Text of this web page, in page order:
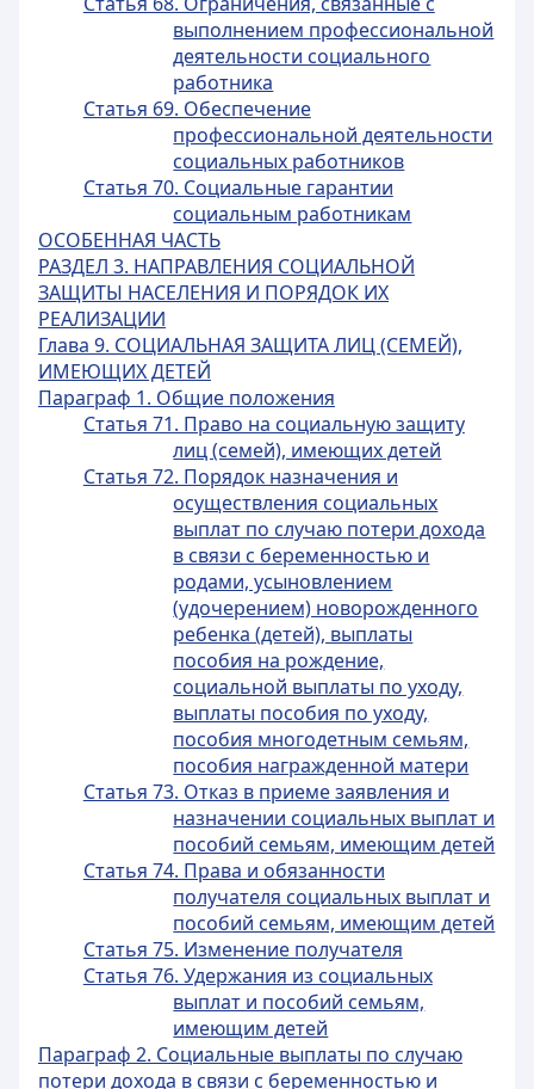
выполнением профессиональной
деятельности социального
работника
Статья 69. Обеспечение
профессиональной деятельности
социальных работников
Статья 70. Социальные гарантии
социальным работникам
ОСОБЕННАЯ ЧАСТЬ
РАЗДЕЛ 3. НАПРАВЛЕНИЯ СОЦИАЛЬНОЙ
ЗАЩИТЫ НАСЕЛЕНИЯ И ПОРЯДОК ИХ
РЕАЛИЗАЦИИ
Глава 9. СОЦИАЛЬНАЯ ЗАЩИТА ЛИЦ (СЕМЕЙ),
ИМЕЮЩИХ ДЕТЕЙ
Параграф 1. Общие положения
Статья 71. Право на социальную защиту
лиц (семей), имеющих детей
Статья 72. Порядок назначения и
осуществления социальных
выплат по случаю потери дохода
в связи с беременностью и
родами, усыновлением
(удочерением) новорожденного
ребенка (детей), выплаты
пособия на рождение,
социальной выплаты по уходу,
выплаты пособия по уходу,
пособия многодетным семьям,
пособия награжденной матери
Статья 73. Отказ в приеме заявления и
назначении социальных выплат и
пособий семьям, имеющим детей
Статья 74. Права и обязанности
получателя социальных выплат и
пособий семьям, имеющим детей
Статья 75. Изменение получателя
Статья 76. Удержания из социальных
выплат и пособий семьям,
имеющим детей
Параграф 2. Социальные выплаты по случаю
потери дохода в связи с беременностью и